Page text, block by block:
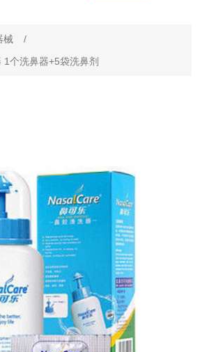
械
/
个洗鼻器+5袋洗鼻剂